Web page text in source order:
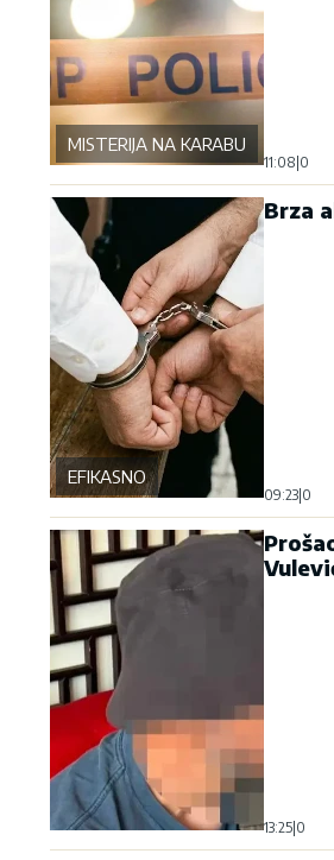
MISTERIJA NA KARABURMI
11:08 0
EFIKASNO
Brza
09:23 0
13:25 0